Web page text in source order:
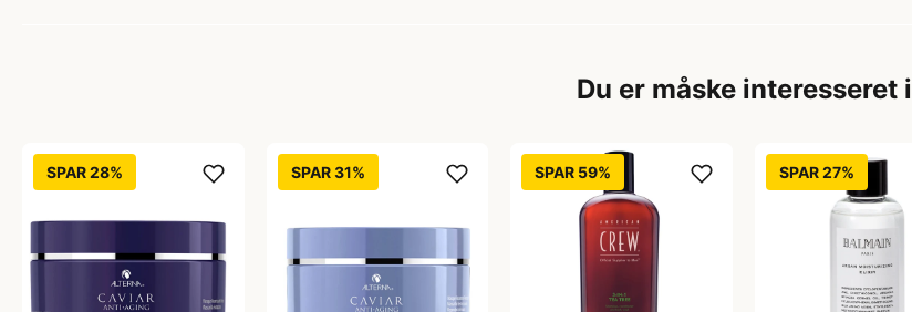
Du er måske interesseret i
SPAR 28% SPAR 31% SPAR 59% SPAR 27%